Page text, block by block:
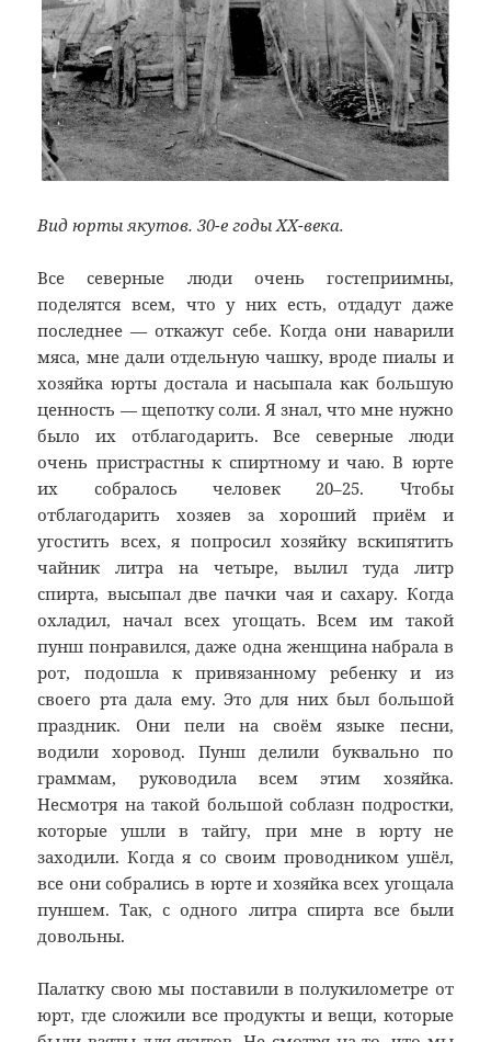
Вид юрты якутов. 30-е годы ХХ-века.
Все северные люди очень гостеприимны,
поделятся всем, что у них есть, отдадут даже
последнее — откажут себе. Когда они наварили
мяса, мне дали отдельную чашку, вроде пиалы и
хозяйка юрты достала и насыпала как большую
ценность — щепотку соли. Я знал, что мне нужно
было их отблагодарить. Все северные люди
очень пристрастны к спиртному и чаю. В юрте
их собралось человек 20–25. Чтобы
отблагодарить хозяев за хороший приём и
угостить всех, я попросил хозяйку вскипятить
чайник литра на четыре, вылил туда литр
спирта, высыпал две пачки чая и сахару. Когда
охладил, начал всех угощать. Всем им такой
пунш понравился, даже одна женщина набрала в
рот, подошла к привязанному ребенку и из
своего рта дала ему. Это для них был большой
праздник. Они пели на своём языке песни,
водили хоровод. Пунш делили буквально по
граммам, руководила всем этим хозяйка.
Несмотря на такой большой соблазн подростки,
которые ушли в тайгу, при мне в юрту не
заходили. Когда я со своим проводником ушёл,
все они собрались в юрте и хозяйка всех угощала
пуншем. Так, с одного литра спирта все были
довольны.
Палатку свою мы поставили в полукилометре от
юрт, где сложили все продукты и вещи, которые